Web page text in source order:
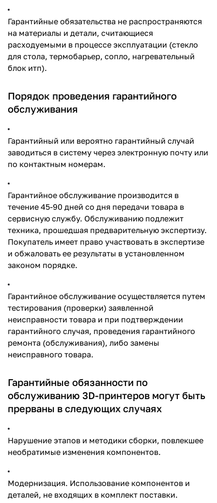
Гарантийные обязательства не распространяются
на материалы и детали, считающиеся
расходуемыми в процессе эксплуатации (стекло
для стола, термобарьер, сопло, нагревательный
блок итп).
Порядок проведения гарантийного
обслуживания
Гарантийный или вероятно гарантийный случай
заводиться в систему через электронную почту или
по контактным номерам.
Гарантийное обслуживание производится в
течение 45-90 дней со дня передачи товара в
сервисную службу. Обслуживанию подлежит
техника, прошедшая предварительную экспертизу.
Покупатель имеет право участвовать в экспертизе
и обжаловать ее результаты в установленном
законом порядке.
Гарантийное обслуживание осуществляется путем
тестирования (проверки) заявленной
неисправности товара и при подтверждении
гарантийного случая, проведения гарантийного
ремонта (обслуживания), либо замены
неисправного товара.
Гарантийные обязанности по
обслуживанию 3D-принтеров могут быть
прерваны в следующих случаях
Нарушение этапов и методики сборки, повлекшее
необратимые изменения компонентов.
Модернизация. Использование компонентов и
деталей, не входящих в комплект поставки.